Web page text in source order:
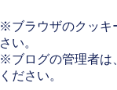
※ブラウザのクッキ
さい。
※ブログの管理者は
ください。